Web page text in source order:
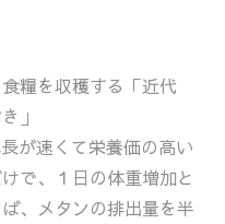
糧を収穫する「近代
」
が速くて栄養価の高い
で、１日の体重増加と
、メタンの排出量を半